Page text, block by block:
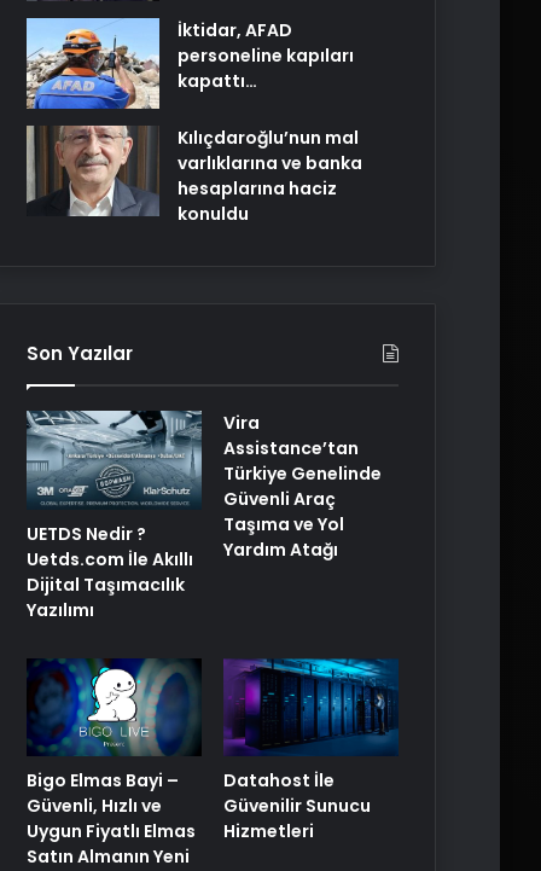
İktidar, AFAD
personeline kapıları
kapattı…
Kılıçdaroğlu’nun mal
varlıklarına ve banka
hesaplarına haciz
konuldu
Son Yazılar
UETDS Nedir ?
Uetds.com İle Akıllı
Dijital Taşımacılık
Yazılımı
Vira
Assistance’tan
Türkiye Genelinde
Güvenli Araç
Taşıma ve Yol
Yardım Atağı
Bigo Elmas Bayi –
Güvenli, Hızlı ve
Uygun Fiyatlı Elmas
Satın Almanın Yeni
Datahost İle
Güvenilir Sunucu
Hizmetleri